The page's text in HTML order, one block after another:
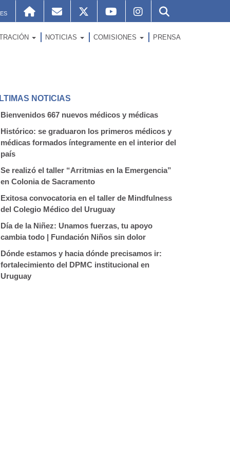
NOTICIAS COMISIONES PRENSA
NOTICIAS
Bienvenidos 667 nuevos médicos y médicas
Histórico: se graduaron los primeros médicos y
médicas formados íntegramente en el interior del
país
Se realizó el taller “Arritmias en la Emergencia”
en Colonia de Sacramento
Exitosa convocatoria en el taller de Mindfulness
del Colegio Médico del Uruguay
Día de la Niñez: Unamos fuerzas, tu apoyo
cambia todo | Fundación Niños sin dolor
Dónde estamos y hacia dónde precisamos ir:
fortalecimiento del DPMC institucional en
Uruguay